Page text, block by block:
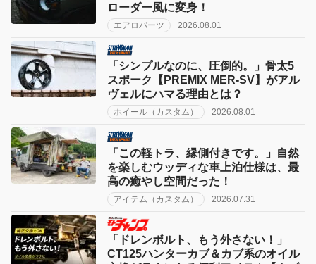
ローダー風に変身！
エアロパーツ 2026.08.01
「シンプルなのに、圧倒的。」骨太5
スポーク【PREMIX MER-SV】がアル
ヴェルにハマる理由とは？
ホイール（カスタム） 2026.08.01
「この軽トラ、縁側付きです。」自然
を楽しむウッディな車上泊仕様は、最
高の癒やし空間だった！
アイテム（カスタム） 2026.07.31
「ドレンボルト、もう外さない！」
CT125ハンターカブ＆カブ系のオイル